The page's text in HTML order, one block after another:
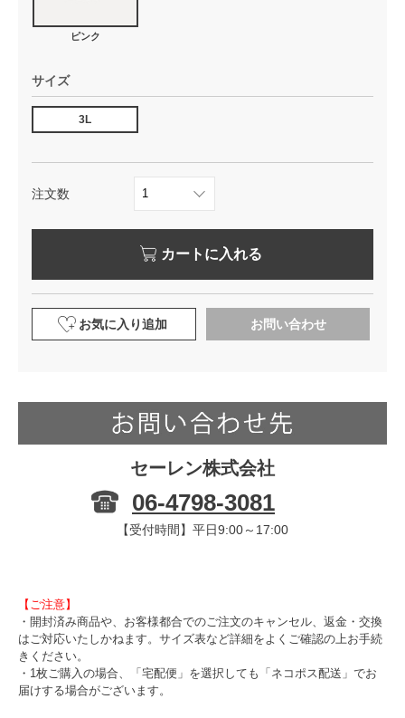
ピンク
サイズ
3L
注文数
カートに入れる
お気に入り追加 お問い合わせ
セーレン株式会社
06-4798-3081
【受付時間】平日9:00～17:00
【ご注意】
・開封済み商品や、お客様都合でのご注文のキャンセル、返金・交換
はご対応いたしかねます。サイズ表など詳細をよくご確認の上お手続
きください。
・1枚ご購入の場合、「宅配便」を選択しても「ネコポス配送」でお
届けする場合がございます。